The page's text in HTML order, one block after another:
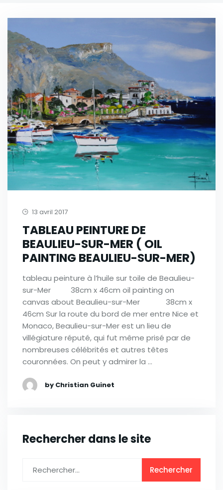
13 avril 2017
TABLEAU PEINTURE DE
BEAULIEU-SUR-MER ( OIL
PAINTING BEAULIEU-SUR-MER)
tableau peinture à l’huile sur toile de Beaulieu-
sur-Mer 38cm x 46cm oil painting on
canvas about Beaulieu-sur-Mer 38cm x
46cm Sur la route du bord de mer entre Nice et
Monaco, Beaulieu-sur-Mer est un lieu de
villégiature réputé, qui fut même prisé par de
nombreuses célébrités et autres têtes
couronnées. On peut y admirer la …
by Christian Guinet
Rechercher dans le site